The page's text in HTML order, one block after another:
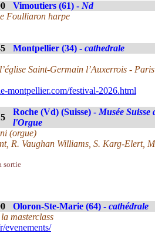
Vimoutiers (61) - Nd
Foulliaron harpe
Montpellier (34) - cathedrale
Saint-Germain l’Auxerrois - Paris
montpellier.com/festival-2026.html
Roche (Vd) (Suisse) - Musée Suisse
l'Orgue
(orgue)
R. Vaughan Williams, S. Karg-Elert,
sortie
Oloron-Ste-Marie (64) - cathédrale
masterclass
evenements/